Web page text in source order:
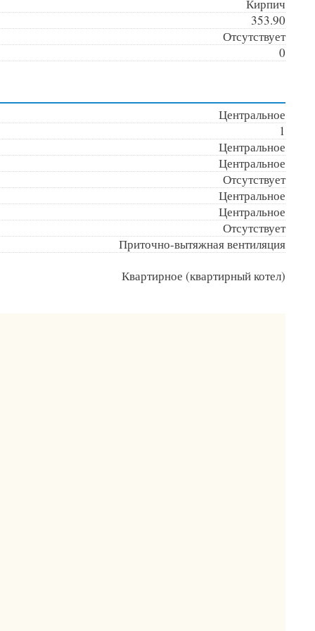
Кирпич
353.90
Отсутствует
0
Центральное
1
Центральное
Центральное
Отсутствует
Центральное
Центральное
Отсутствует
Приточно-вытяжная вентиляция
Квартирное (квартирный котел)